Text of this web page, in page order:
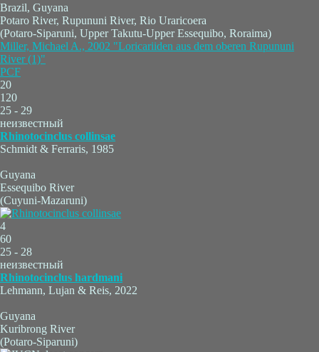
Brazil, Guyana
Potaro River, Rupununi River, Rio Uraricoera
(Potaro-Siparuni, Upper Takutu-Upper Essequibo, Roraima)
Miller, Michael A., 2002 "Loricariiden aus dem oberen Rupununi
River (1)"
PCF
20
120
25 - 29
неизвестный
Rhinotocinclus collinsae
Schmidt & Ferraris, 1985
Guyana
Essequibo River
(Cuyuni-Mazaruni)
4
60
25 - 28
неизвестный
Rhinotocinclus hardmani
Lehmann, Lujan & Reis, 2022
Guyana
Kuribrong River
(Potaro-Siparuni)